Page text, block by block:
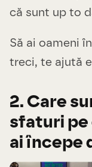
că sunt up to
Să ai oameni
treci, te ajută
2. Care
sfaturi pe
ai începe